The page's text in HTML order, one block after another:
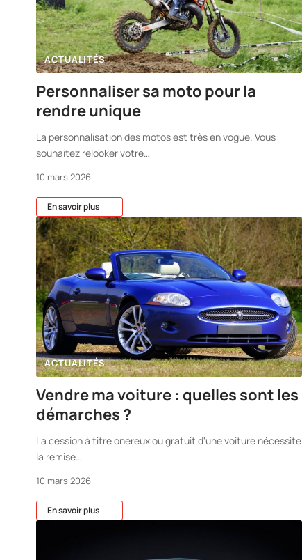
ACTUALITÉS
Personnaliser sa moto pour la
rendre unique
La personnalisation des motos est très en vogue. Vous
souhaitez relooker votre…
10 mars 2026
En savoir plus
ACTUALITÉS
Vendre ma voiture : quelles sont les
démarches ?
La cession à titre onéreux ou gratuit d'une voiture nécessite
la remise…
10 mars 2026
En savoir plus